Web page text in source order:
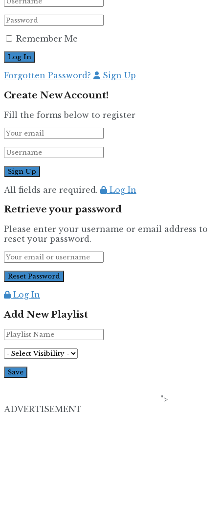
Remember Me
Forgotten Password? Sign Up
Create New Account!
Fill the forms below to register
All fields are required. Log In
Retrieve your password
Please enter your username or email address to
reset your password.
Log In
Add New Playlist
">
ADVERTISEMENT